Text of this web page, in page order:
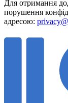
Для отримання
порушення
адресою: